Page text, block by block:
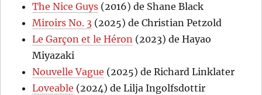
The Nice Guys (2016) de Shane Black
Miroirs No. 3 (2025) de Christian Petzold
Le Garçon et le Héron (2023) de Hayao
Miyazaki
Nouvelle Vague (2025) de Richard Linklater
Loveable (2024) de Lilja Ingolfsdottir